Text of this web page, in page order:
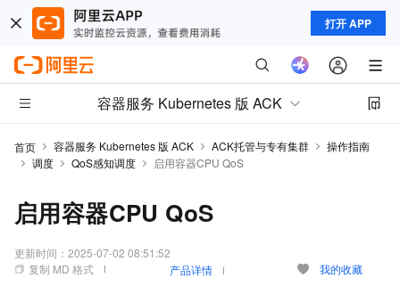
打开 APP
容器服务 Kubernetes 版 ACK
首页 容器服务 Kubernetes 版 ACK ACK托管与专有集群
操作指南
调度
QoS感知调度 启用容器CPU QoS
启用容器CPU QoS
更新时间： 2025-07-02 08:51:52
复制 MD 格式
产品详情 我的收藏